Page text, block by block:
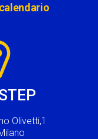
Olivetti,1